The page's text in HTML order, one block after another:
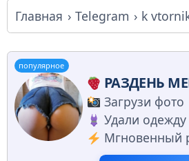
Главная Telegram k
популярное
РАЗДЕНЬ
Загрузи фото
Удали одежду
Мгновенный